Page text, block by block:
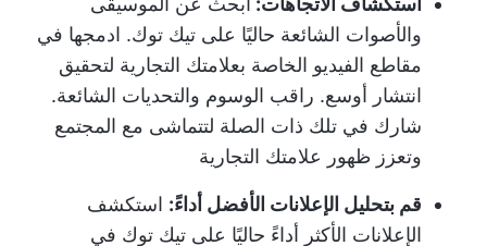
والأصوات الشائعة حاليًا على تيك توك. ادمجها في
مقاطع الفيديو الخاصة بعلامتك التجارية لتحقيق
انتشار أوسع. راقب الوسوم والتحديات الشائعة.
شارك في تلك ذات الصلة لتتماشى مع المجتمع
وتعزز ظهور علامتك التجارية
قم بتحليل الإعلانات الأفضل أداءً: استكشف
الإعلانات الأكثر أداءً حاليًا على تيك توك في